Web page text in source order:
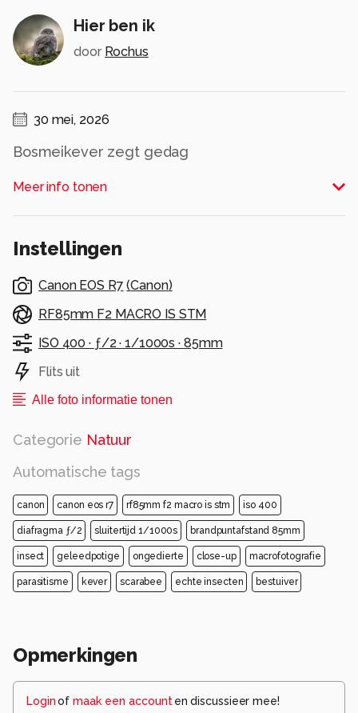
Hier ben ik
door Rochus
30 mei, 2026
Bosmeikever zegt gedag
Alle rechten voorbehouden
Meer info tonen
Instellingen
Canon EOS R7 (Canon)
RF85mm F2 MACRO IS STM
ISO 400 · ƒ/2 ·1/1000s · 85mm
Flits uit
Alle foto informatie tonen
Categorie Natuur
Automatische tags
canon canon eos r7 rf85mm f2 macro is stm iso 400
diafragma ƒ/2 sluitertijd 1/1000s brandpuntafstand 85mm
insect geleedpotige ongedierte close-up macrofotografie
parasitisme kever scarabee echte insecten bestuiver
Opmerkingen
Loginof maak een account en discussieer mee!